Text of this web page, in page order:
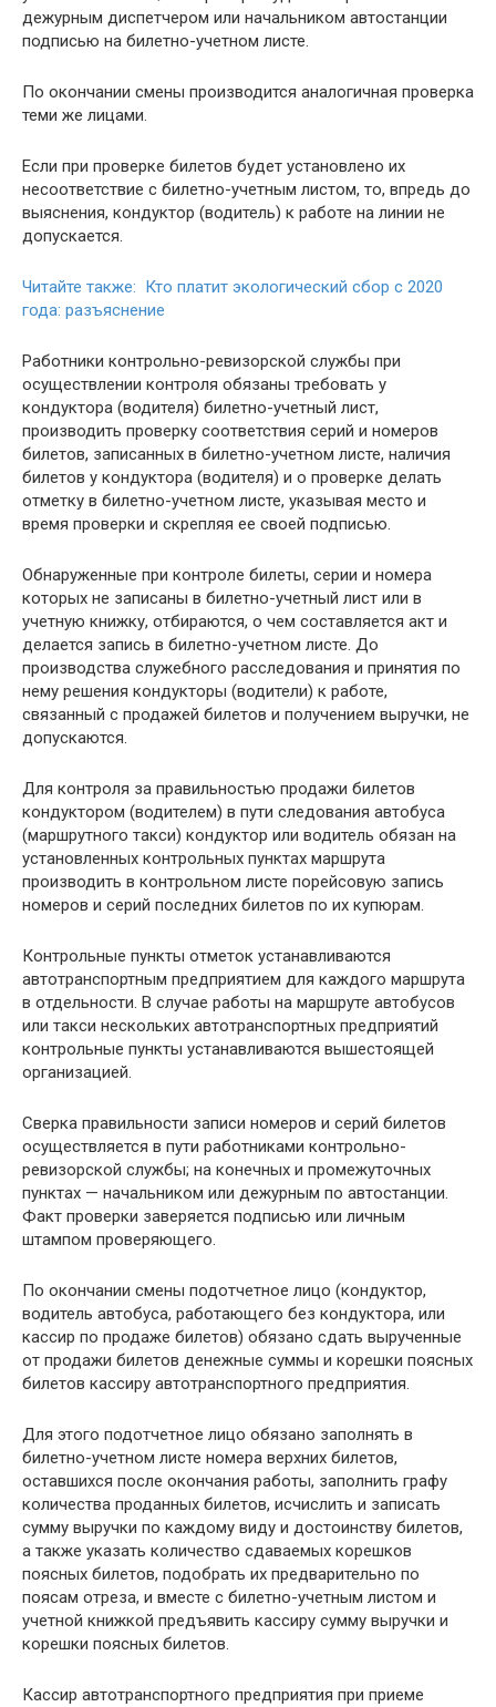
дежурным диспетчером или начальником автостанции
подписью на билетно-учетном листе.
По окончании смены производится аналогичная проверка
теми же лицами.
Если при проверке билетов будет установлено их
несоответствие с билетно-учетным листом, то, впредь до
выяснения, кондуктор (водитель) к работе на линии не
допускается.
Читайте также: Кто платит экологический сбор с 2020
года: разъяснение
Работники контрольно-ревизорской службы при
осуществлении контроля обязаны требовать у
кондуктора (водителя) билетно-учетный лист,
производить проверку соответствия серий и номеров
билетов, записанных в билетно-учетном листе, наличия
билетов у кондуктора (водителя) и о проверке делать
отметку в билетно-учетном листе, указывая место и
время проверки и скрепляя ее своей подписью.
Обнаруженные при контроле билеты, серии и номера
которых не записаны в билетно-учетный лист или в
учетную книжку, отбираются, о чем составляется акт и
делается запись в билетно-учетном листе. До
производства служебного расследования и принятия по
нему решения кондукторы (водители) к работе,
связанный с продажей билетов и получением выручки, не
допускаются.
Для контроля за правильностью продажи билетов
кондуктором (водителем) в пути следования автобуса
(маршрутного такси) кондуктор или водитель обязан на
установленных контрольных пунктах маршрута
производить в контрольном листе порейсовую запись
номеров и серий последних билетов по их купюрам.
Контрольные пункты отметок устанавливаются
автотранспортным предприятием для каждого маршрута
в отдельности. В случае работы на маршруте автобусов
или такси нескольких автотранспортных предприятий
контрольные пункты устанавливаются вышестоящей
организацией.
Сверка правильности записи номеров и серий билетов
осуществляется в пути работниками контрольно-
ревизорской службы; на конечных и промежуточных
пунктах — начальником или дежурным по автостанции.
Факт проверки заверяется подписью или личным
штампом проверяющего.
По окончании смены подотчетное лицо (кондуктор,
водитель автобуса, работающего без кондуктора, или
кассир по продаже билетов) обязано сдать вырученные
от продажи билетов денежные суммы и корешки поясных
билетов кассиру автотранспортного предприятия.
Для этого подотчетное лицо обязано заполнять в
билетно-учетном листе номера верхних билетов,
оставшихся после окончания работы, заполнить графу
количества проданных билетов, исчислить и записать
сумму выручки по каждому виду и достоинству билетов,
а также указать количество сдаваемых корешков
поясных билетов, подобрать их предварительно по
поясам отреза, и вместе с билетно-учетным листом и
учетной книжкой предъявить кассиру сумму выручки и
корешки поясных билетов.
Кассир автотранспортного предприятия при приеме